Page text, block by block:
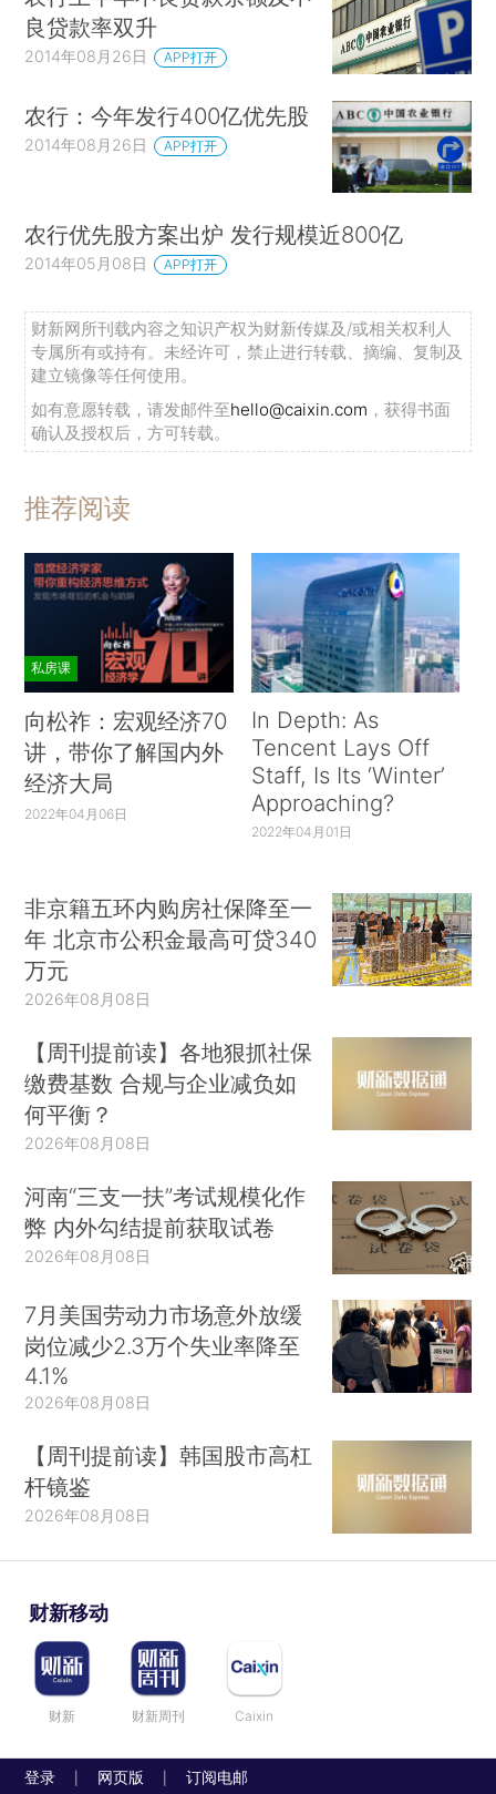
良贷款率双升
2014年08月26日 APP打开
农行：今年发行400亿优先股
2014年08月26日 APP打开
农行优先股方案出炉 发行规模近800亿
2014年05月08日 APP打开
财新网所刊载内容之知识产权为财新传媒及/或相关权利人
专属所有或持有。未经许可，禁止进行转载、摘编、复制及
建立镜像等任何使用。
如有意愿转载，请发邮件至hello@caixin.com ，获得书面
确认及授权后，方可转载。
推荐阅读
私房课
向松祚：宏观经济70
讲，带你了解国内外
经济大局
2022年04月06日
In Depth: As
Tencent Lays Off
Staff, Is Its ‘Winter’
Approaching?
2022年04月01日
非京籍五环内购房社保降至一
年 北京市公积金最高可贷340
万元
2026年08月08日
【周刊提前读】各地狠抓社保
缴费基数 合规与企业减负如
何平衡？
2026年08月08日
河南“三支一扶”考试规模化作
弊 内外勾结提前获取试卷
2026年08月08日
7月美国劳动力市场意外放缓
岗位减少2.3万个失业率降至
4.1%
2026年08月08日
【周刊提前读】韩国股市高杠
杆镜鉴
2026年08月08日
财新移动
财新 财新周刊 Caixin
登录 网页版 订阅电邮